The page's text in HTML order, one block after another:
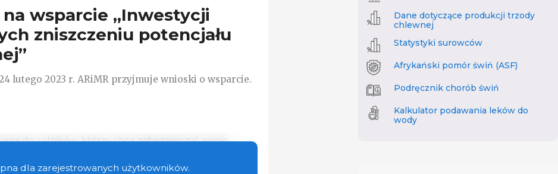
na wsparcie „Inwestycji
zniszczeniu potencjału
lutego 2023 r. ARiMR przyjmuje wnioski o wsparcie.
do rolników, którzy chcą zabezpieczyć swoje
przed suszą czy powodzią.
dla zarejestrowanych użytkowników.
Dane dotyczące produkcji trzody
chlewnej
Statystyki surowców
Afrykański pomór świń (ASF)
Podręcznik chorób świń
Kalkulator podawania leków do
wody